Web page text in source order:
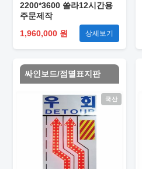
2200*3600 쏠라12시간용
주문제작
1,960,000 원
상세보기
싸인보드/점멸표지판
국산